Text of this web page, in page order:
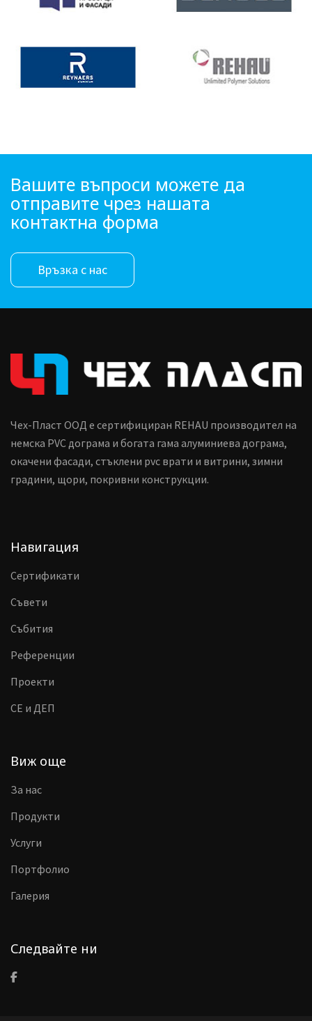
Вашите въпроси можете да
отправите чрез нашата
контактна форма
Връзка с нас
Чех-Пласт ООД е сертифициран REHAU производител на
немска PVC дограма и богата гама алуминиева дограма,
окачени фасади, стъклени pvc врати и витрини, зимни
градини, щори, покривни конструкции.
Навигация
Сертификати
Съвети
Събития
Референции
Проекти
CE и ДЕП
Виж още
За нас
Продукти
Услуги
Портфолио
Галерия
Следвайте ни